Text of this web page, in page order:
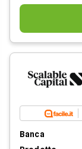
Banca